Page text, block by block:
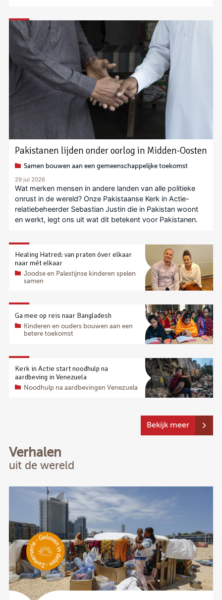
Pakistanen lijden onder oorlog in Midden-Oosten
Samen bouwen aan een gemeenschappelijke toekomst
29 jul 2026
Wat merken mensen in andere landen van alle politieke
onrust in de wereld? Onze Pakistaanse Kerk in Actie-
relatiebeheerder Sebastian Justin die in Pakistan woont
en werkt, legt ons uit wat dit betekent voor Pakistanen.
Healing Hatred: van praten óver elkaar
naar mét elkaar
Joodse en Palestijnse kinderen spelen
samen
Ga mee op reis naar Bangladesh
Kinderen en ouders bouwen aan een
betere toekomst
Kerk in Actie start noodhulp na
aardbeving in Venezuela
Noodhulp na aardbevingen Venezuela
Bekijk meer
Verhalen
uit de wereld